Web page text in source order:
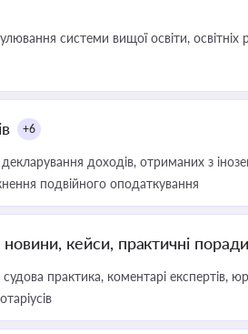
системи вищої освіти, освітніх
+6
декларування доходів, отриманих з
подвійного оподаткування
кейси, практичні поради
практика, коментарі експертів,